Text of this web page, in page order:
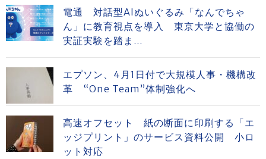
電通 対話型AIぬいぐるみ「なんでちゃ
ん」に教育視点を導入 東京大学と協働の
実証実験を踏ま...
エプソン、4月1日付で大規模人事・機構改
革 “One Team”体制強化へ
高速オフセット 紙の断面に印刷する「エ
ッジプリント」のサービス資料公開 小ロ
ット対応